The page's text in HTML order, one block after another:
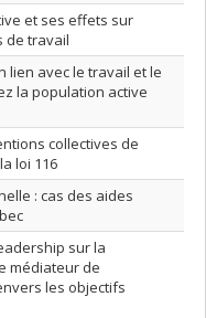
et ses effets sur
de travail
lien avec le travail et le
la population active
collectives de
loi 116
: cas des aides
sur la
médiateur de
les objectifs